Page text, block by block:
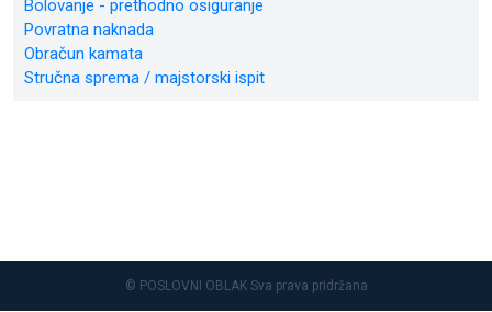
Bolovanje - prethodno osiguranje
Povratna naknada
Obračun kamata
Stručna sprema / majstorski ispit
© POSLOVNI OBLAK Sva prava pridržana